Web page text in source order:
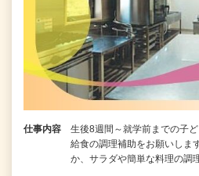
仕事内容
生後8週間～就学前までの子
給食の調理補助をお願いしま
か、サラダや簡単な料理の調